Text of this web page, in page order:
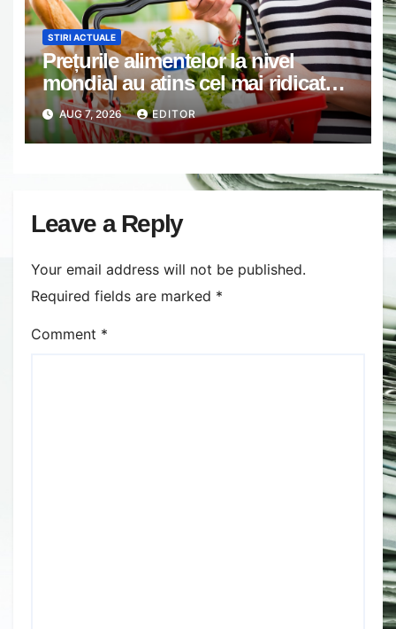
STIRI ACTUALE
Prețurile alimentelor la nivel
mondial au atins cel mai ridicat
nivel din ultimii peste trei ani. În
ultima lună, grâul s-a scumpit cel
mai mult (+5,8%), pe fondul
secetei, dar și al temerilor că
războiul din Ucraina va perturba
din nou exporturile prin Marea
Neagră.
AUG 7, 2026 EDITOR
Leave a Reply
Your email address will not be published.
Required fields are marked *
Comment *